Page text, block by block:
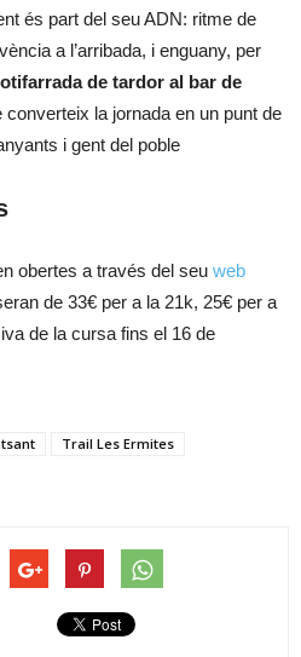
és part del seu ADN: ritme de
a l’arribada, i enguany, per
de tardor al bar de
converteix la jornada en un punt de
i gent del poble
obertes a través del seu web
de 33€ per a la 21k, 25€ per a
de la cursa fins el 16 de
Trail Les Ermites